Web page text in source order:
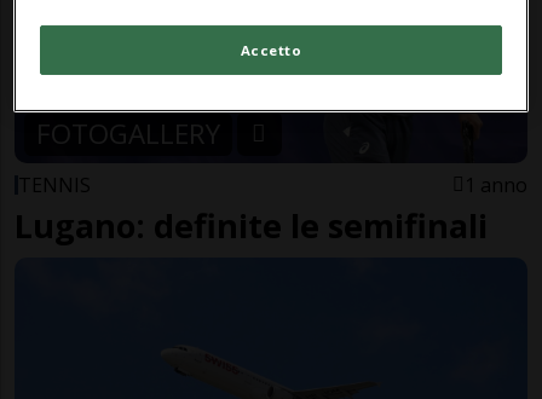
FOTOGALLERY
TENNIS 1 anno
Lugano: definite le semifinali
Accetto